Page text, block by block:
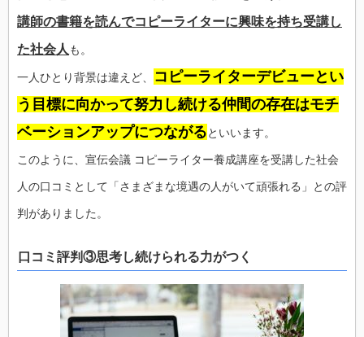
講師の書籍を読んでコピーライターに興味を持ち受講し
た社会人 も。
一人ひとり背景は違えど、
コピーライターデビューとい
う目標に向かって努力し続ける仲間の存在はモチ
ベーションアップにつながるといいます。
このように、宣伝会議 コピーライター養成講座を受講した社会
人の口コミとして「さまざまな境遇の人がいて頑張れる」との評
判がありました。
口コミ評判③思考し続けられる力がつく